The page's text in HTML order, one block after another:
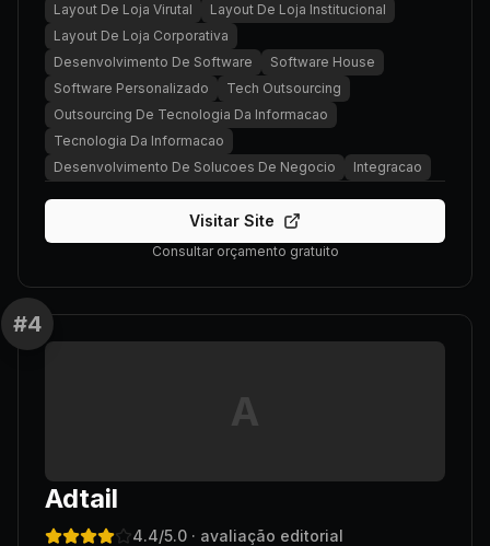
Layout De Loja Virutal
Layout De Loja Institucional
Layout De Loja Corporativa
Desenvolvimento De Software
Software House
Software Personalizado
Tech Outsourcing
Outsourcing De Tecnologia Da Informacao
Tecnologia Da Informacao
Desenvolvimento De Solucoes De Negocio
Integracao
Visitar Site
Consultar orçamento gratuito
#4
A
Adtail
4.4/5.0 · avaliação editorial